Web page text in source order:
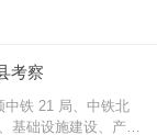
考察
中铁 21 局、中铁北
基础设施建设、产业